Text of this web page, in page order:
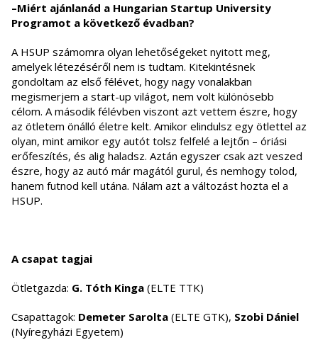
–Miért ajánlanád a Hungarian Startup University
Programot a következő évadban?
A HSUP számomra olyan lehetőségeket nyitott meg,
amelyek létezéséről nem is tudtam. Kitekintésnek
gondoltam az első félévet, hogy nagy vonalakban
megismerjem a start-up világot, nem volt különösebb
célom. A második félévben viszont azt vettem észre, hogy
az ötletem önálló életre kelt. Amikor elindulsz egy ötlettel az
olyan, mint amikor egy autót tolsz felfelé a lejtőn – óriási
erőfeszítés, és alig haladsz. Aztán egyszer csak azt veszed
észre, hogy az autó már magától gurul, és nemhogy tolod,
hanem futnod kell utána. Nálam azt a változást hozta el a
HSUP.
A csapat tagjai
Ötletgazda: G. Tóth Kinga (ELTE TTK)
Csapattagok: Demeter Sarolta (ELTE GTK), Szobi Dániel
(Nyíregyházi Egyetem)